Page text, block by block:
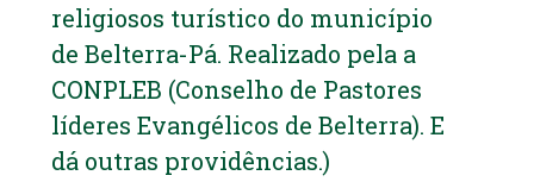
religiosos turístico do município
de Belterra-Pá. Realizado pela a
CONPLEB (Conselho de Pastores
líderes Evangélicos de Belterra). E
dá outras providências.)